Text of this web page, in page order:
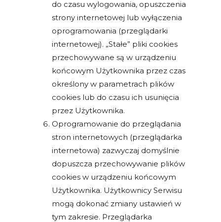
do czasu wylogowania, opuszczenia
strony internetowej lub wyłączenia
oprogramowania (przeglądarki
internetowej). „Stałe” pliki cookies
przechowywane są w urządzeniu
końcowym Użytkownika przez czas
określony w parametrach plików
cookies lub do czasu ich usunięcia
przez Użytkownika.
Oprogramowanie do przeglądania
stron internetowych (przeglądarka
internetowa) zazwyczaj domyślnie
dopuszcza przechowywanie plików
cookies w urządzeniu końcowym
Użytkownika. Użytkownicy Serwisu
mogą dokonać zmiany ustawień w
tym zakresie. Przeglądarka